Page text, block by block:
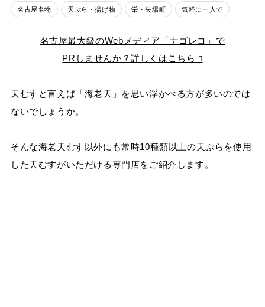
名古屋名物 天ぷら・揚げ物 栄・矢場町 気軽に一人で
名古屋最大級のWebメディア「ナゴレコ」で
PRしませんか？詳しくはこちら
天むすと言えば「海老天」を思い浮かべる方が多いのでは
ないでしょうか。
そんな海老天むす以外にも常時10種類以上の天ぷらを使用
した天むすがいただける専門店をご紹介します。